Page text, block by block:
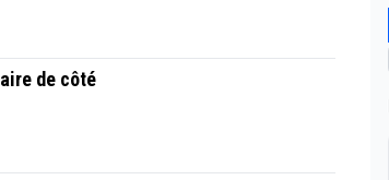
de côté